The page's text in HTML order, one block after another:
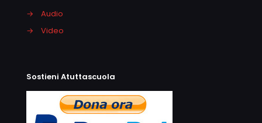
→
Audio
→
Video
Sostieni Atuttascuola